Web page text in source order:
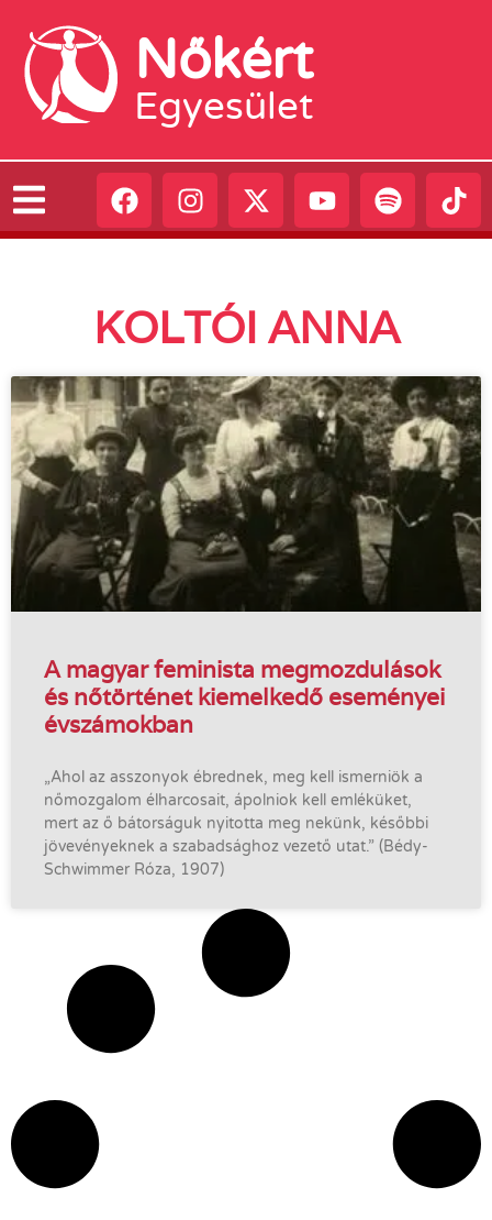
Nőkért
Egyesület
KOLTÓI ANNA
A magyar feminista megmozdulások
és nőtörténet kiemelkedő eseményei
évszámokban
„Ahol az asszonyok ébrednek, meg kell ismerniök a
nőmozgalom élharcosait, ápolniok kell emléküket,
mert az ő bátorságuk nyitotta meg nekünk, későbbi
jövevényeknek a szabadsághoz vezető utat.” (Bédy-
Schwimmer Róza, 1907)